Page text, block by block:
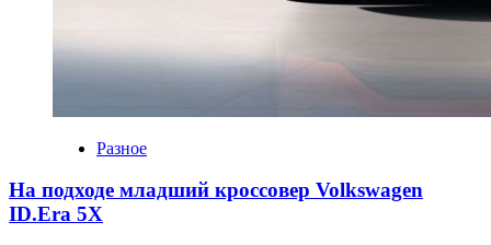
Разное
На подходе младший кроссовер Volkswagen
ID.Era 5X